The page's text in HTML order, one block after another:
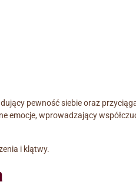
pewność siebie oraz
emocje, wprowadzający
i klątwy.